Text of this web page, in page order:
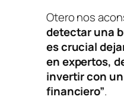
Otero nos
detectar una
es crucial
en expertos,
invertir con
financiero”.